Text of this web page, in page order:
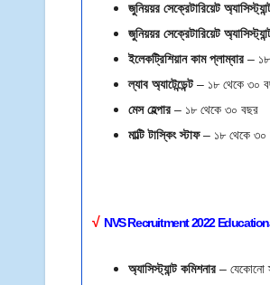
জুনিয়য়র সেক্রেটারিয়েট
জুনিয়য়র সেক্রেটারিয়েট
ইলেকট্রিশিয়ান কাম প্লাম্বার –
ল্যাব অ্যাটেন্ডেন্ট– ১৮ থেকে ৩০
মেস হেল্পার – ১৮ থেকে ৩০ বছর
মাল্টি টাস্কিং স্টাফ– ১৮ থেকে ৩০
√NVS Recruitment 2022 E
অ্যাসিস্ট্যান্ট কমিশনার – যেকোনো